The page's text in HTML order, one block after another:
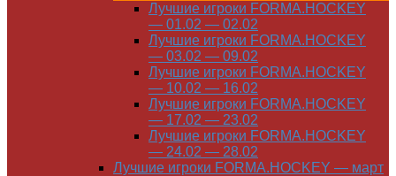
Лучшие игроки FORMA.HOCKEY
— 01.02 — 02.02
Лучшие игроки FORMA.HOCKEY
— 03.02 — 09.02
Лучшие игроки FORMA.HOCKEY
— 10.02 — 16.02
Лучшие игроки FORMA.HOCKEY
— 17.02 — 23.02
Лучшие игроки FORMA.HOCKEY
— 24.02 — 28.02
Лучшие игроки FORMA.HOCKEY — март